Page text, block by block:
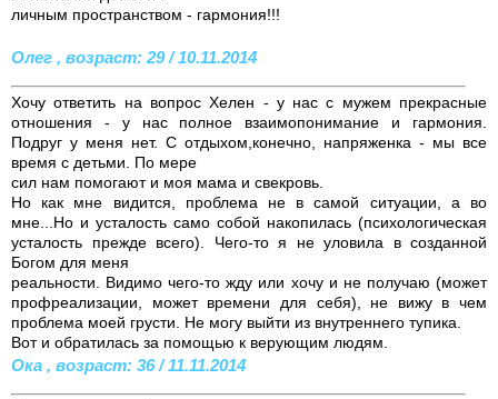
личным пространством - гармония!!!
Олег , возраст: 29 / 10.11.2014
Хочу ответить на вопрос Хелен - у нас с мужем прекрасные
отношения - у нас полное взаимопонимание и гармония.
Подруг у меня нет. С отдыхом,конечно, напряженка - мы все
время с детьми. По мере
сил нам помогают и моя мама и свекровь.
Но как мне видится, проблема не в самой ситуации, а во
мне...Но и усталость само собой накопилась (психологическая
усталость прежде всего). Чего-то я не уловила в созданной
Богом для меня
реальности. Видимо чего-то жду или хочу и не получаю (может
профреализации, может времени для себя), не вижу в чем
проблема моей грусти. Не могу выйти из внутреннего тупика.
Вот и обратилась за помощью к верующим людям.
Ока , возраст: 36 / 11.11.2014